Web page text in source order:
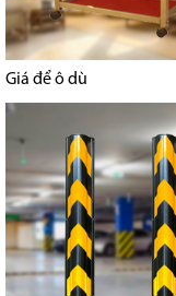
Giá để ô dù